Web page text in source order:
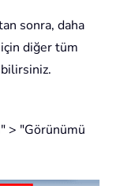
sonra, daha
diğer tüm
> "Görünümü